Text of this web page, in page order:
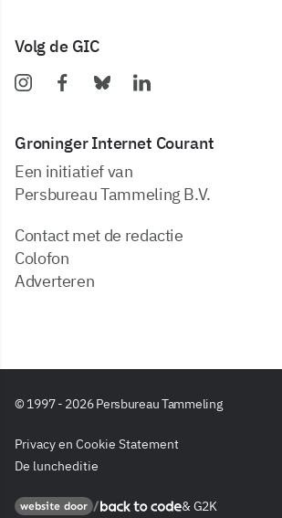
Volg de GIC
Groninger Internet Courant
Een initiatief van
Persbureau Tammeling B.V.
Contact met de redactie
Colofon
Adverteren
© 1997 - 2026 Persbureau Tammeling
Privacy en Cookie Statement
De luncheditie
website doorBack to code & G2K